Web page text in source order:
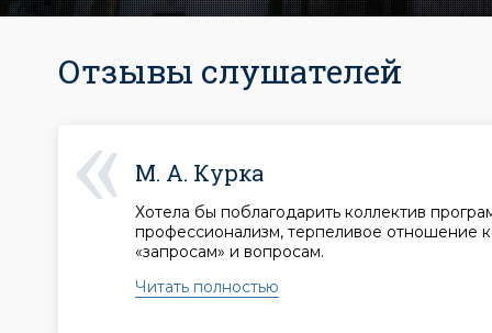
Отзывы слушателей
М. А. Курка
Хотела бы поблагодарить коллектив
профессионализм, терпеливое отношение
«запросам» и вопросам.
Читать полностью